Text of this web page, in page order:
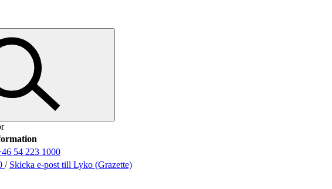
54 223 1000
/ Skicka e-post till Lyko (Grazette)